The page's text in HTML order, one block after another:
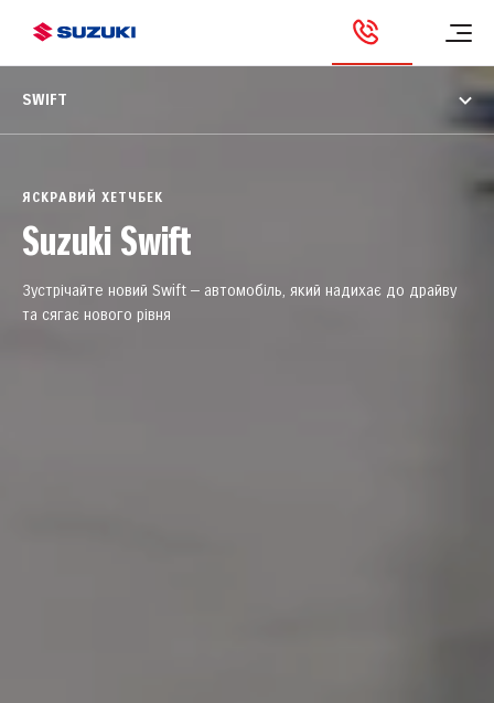
SWIFT
ЯСКРАВИЙ ХЕТЧБЕК
Suzuki Swift
Зустрічайте новий Swift — автомобіль, який надихає до драйву
та сягає нового рівня